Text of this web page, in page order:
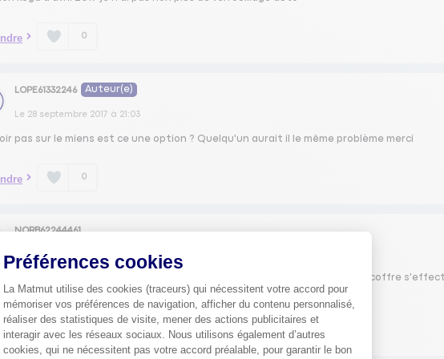
0
LOPE61332246 Auteur(e)
Le 28 septembre 2017 à 21:03
pas sur le miens est ce une option ? Quelqu'un aurait il le même problème merci
0
NORB62244461
28 septembre 2017
Sur mon Kuga Titanium de juillet 2015, le verrouillage des portes et du coffre
roule ou du moins dès 15Km/h. Cordialement.
Préférences cookies
La Matmut utilise des cookies (traceurs) qui nécessitent votre accord pour
mémoriser vos préférences de navigation, afficher du contenu personnalisé,
réaliser des statistiques de visite, mener des actions publicitaires et
interagir avec les réseaux sociaux. Nous utilisons également d’autres
cookies, qui ne nécessitent pas votre accord préalable, pour garantir le bon